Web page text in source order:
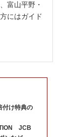
富山平野・
にはガイド
付け特典の
JCB